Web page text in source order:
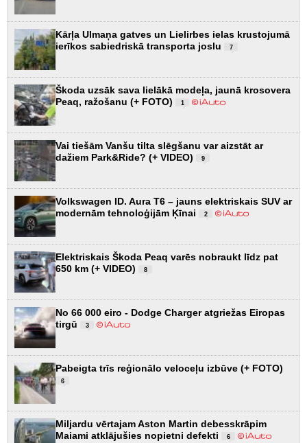
Kārļa Ulmaņa gatves un Lielirbes ielas krustojumā
ierīkos sabiedriskā transporta joslu
7
Škoda uzsāk sava lielākā modeļa, jaunā krosovera
Peaq, ražošanu (+ FOTO)
1
Vai tiešām Vanšu tilta slēgšanu var aizstāt ar
dažiem Park&Ride? (+ VIDEO)
9
Volkswagen ID. Aura T6 – jauns elektriskais SUV ar
modernām tehnoloģijām Ķīnai
2
Elektriskais Škoda Peaq varēs nobraukt līdz pat
650 km (+ VIDEO)
8
No 66 000 eiro - Dodge Charger atgriežas Eiropas
tirgū
3
Pabeigta trīs reģionālo veloceļu izbūve (+ FOTO)
6
Miljardu vērtajam Aston Martin debesskrāpim
Maiami atklājušies nopietni defekti
6